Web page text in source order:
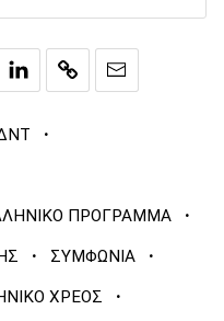
·
ΠΡΟΓΡΑΜΜΑ ·
· ΣΥΜΦΩΝΙΑ ·
ΧΡΕΟΣ ·